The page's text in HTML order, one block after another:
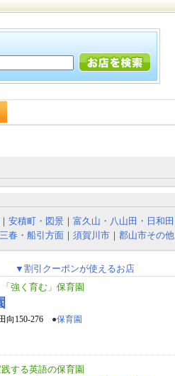
｜ 安積町・図景 ｜ 富久山・八山田・日和田
三春・船引方面 ｜ 須賀川市 ｜ 郡山市その他
▼割引クーポンが使えるお店
強く育む」保育園
向150-276 ●保育園
する英語の保育園